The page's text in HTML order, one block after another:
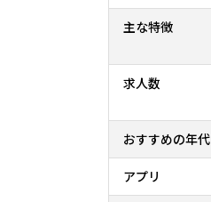
主な特徴
求人数
おすすめの年代
アプリ